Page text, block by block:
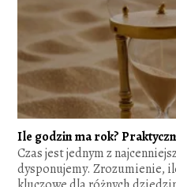
Ile godzin ma rok?
Czas jest jednym z
dysponujemy. Zrozumienie,